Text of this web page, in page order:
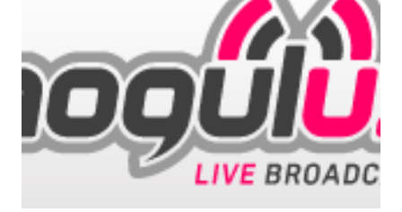
Destekli Ücretsiz Blog sağlıyıcıları WordPress.com -
Hepimiz biliyoruz.Türkçe desteği mevcut Blogetery.com -
Tema desteği , anti-spam uygulaması , Ücretsiz sub-domain
imkanı BlogRox.com - 50MB of ücretsiz online alan iimkanı .
Blogsome.com - WordPress MU platformlu blog sağlayıcı
Edublogs.com - Başka bir Wordpress destekli blog
sağlayıcısı Türk Blog Sağlıyıcıları Blogcu.com - ...